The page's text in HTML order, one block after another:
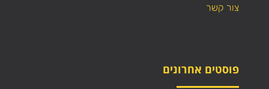
צור קשר
פוסטים אחרונים